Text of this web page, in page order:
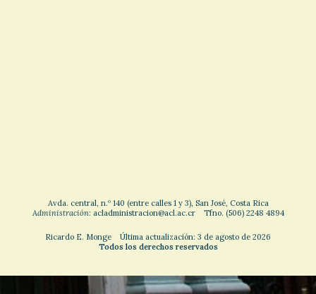
Avda. central, n.º 140 (entre calles 1 y 3), San José, Costa Rica
Administración: acladministracion@acl.ac.cr Tfno. (506) 2248 4894
Ricardo E. Monge Última actualización: 3 de agosto de 2026
Todos los derechos reservados